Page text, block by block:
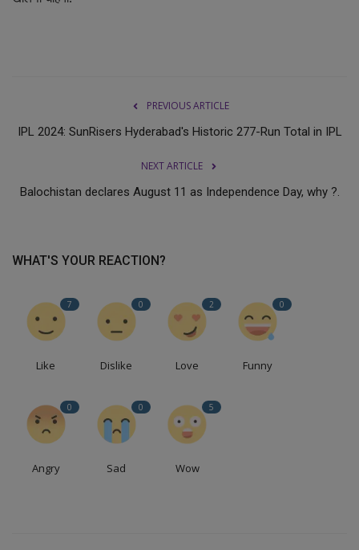
PREVIOUS ARTICLE
IPL 2024: SunRisers Hyderabad's Historic 277-Run Total in IPL
NEXT ARTICLE
Balochistan declares August 11 as Independence Day, why ?.
WHAT'S YOUR REACTION?
7
Like
0
Dislike
2
Love
0
Funny
0
Angry
0
Sad
5
Wow